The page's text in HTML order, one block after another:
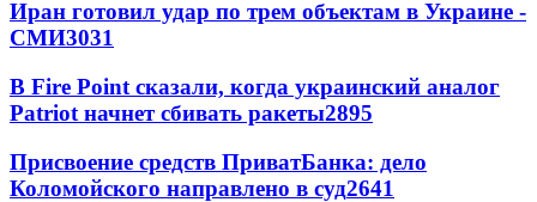
Иран готовил удар по трем объектам в Украине -
СМИ3031
В Fire Point сказали, когда украинский аналог
Patriot начнет сбивать ракеты2895
Присвоение средств ПриватБанка: дело
Коломойского направлено в суд2641